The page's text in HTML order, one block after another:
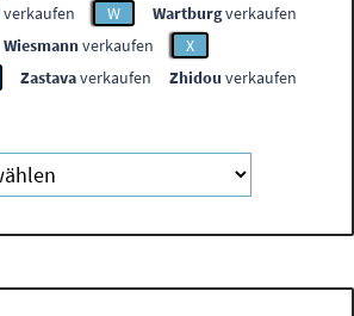
verkaufen W Wartburgverkaufen
Wiesmannverkaufen
X
Zastavaverkaufen Zhidou verkaufen